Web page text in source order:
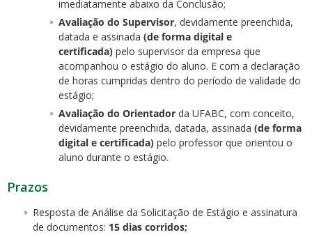
imediatamente abaixo da Conclusão;
Avaliação do Supervisor, devidamente preenchida,
datada e assinada (de forma digital e
certificada) pelo supervisor da empresa que
acompanhou o estágio do aluno. E com a declaração
de horas cumpridas dentro do período de validade do
estágio;
Avaliação do Orientador da UFABC, com conceito,
devidamente preenchida, datada, assinada (de forma
digital e certificada) pelo professor que orientou o
aluno durante o estágio.
Prazos
Resposta de Análise da Solicitação de Estágio e assinatura
de documentos: 15 dias corridos;